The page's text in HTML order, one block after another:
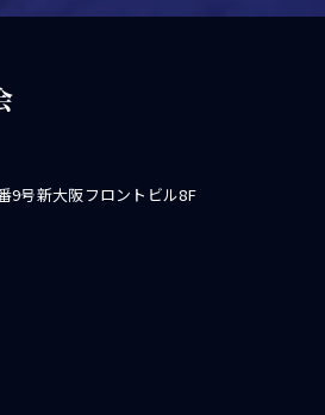
9号新大阪フロントビル8F